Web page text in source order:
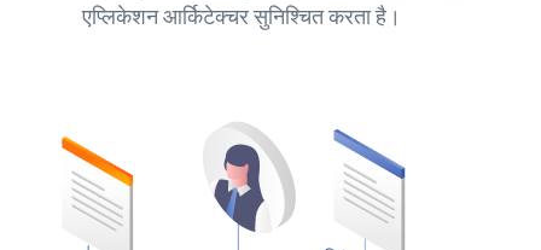
एप्लिकेशन आर्किटेक्चर सुनिश्चित करता है।